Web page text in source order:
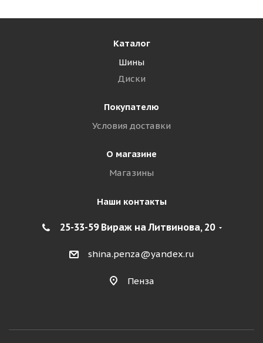
Каталог
Шины
Диски
Покупателю
Условия доставки
О магазине
Магазины
Наши контакты
25-33-59 Вираж на Литвинова, 20
shina.penza@yandex.ru
Пенза